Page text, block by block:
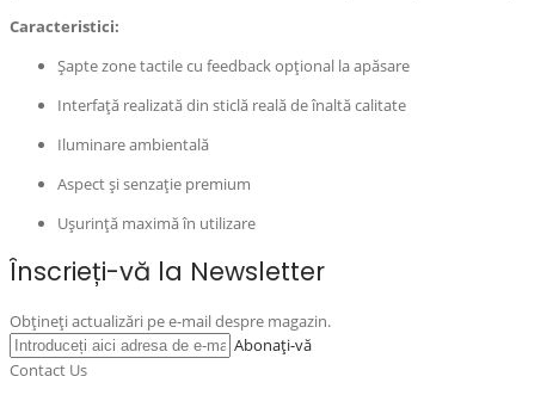
Caracteristici:
Șapte zone tactile cu feedback opțional la apăsare
Interfață realizată din sticlă reală de înaltă calitate
Iluminare ambientală
Aspect și senzație premium
Ușurință maximă în utilizare
Înscrieți-vă la Newsletter
Obțineți actualizări pe e-mail despre magazin.
Abonați-vă
Contact Us